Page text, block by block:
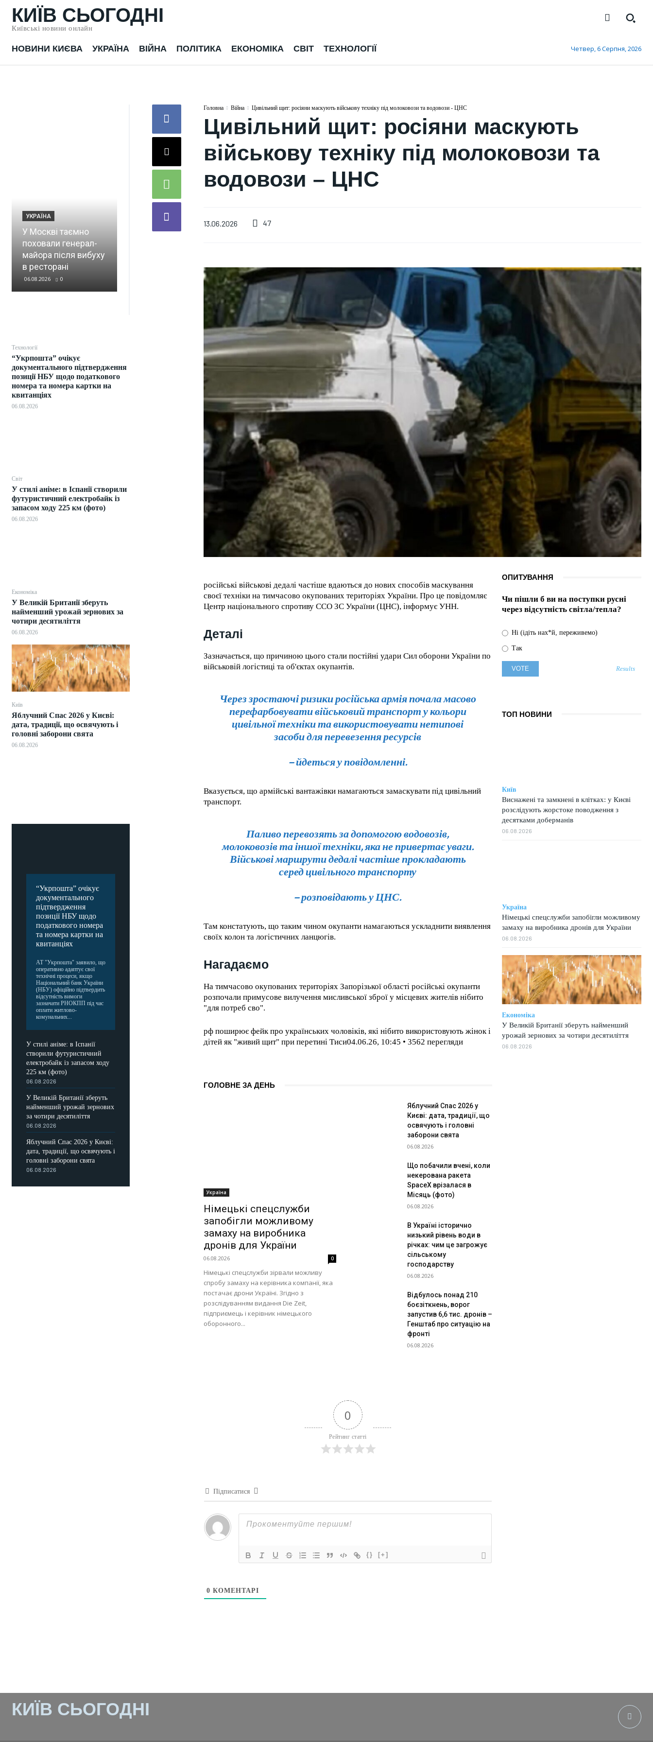
КИЇВ СЬОГОДНІ
Київські новини онлайн
НОВИНИ КИЄВА УКРАЇНА ВІЙНА ПОЛІТИКА ЕКОНОМІКА СВІТ ТЕХНОЛОГІЇ Четвер, 6 Серпня, 2026
УКРАЇНА
У Москві таємно
поховали генерал-
майора після вибуху
в ресторані
06.08.2026 0
перетворили Чорне
море на
змінили історію кіно
06.08.2026 0
ЕКОНОМІКА
господарству
що відомо зараз
06.08.2026
Технології
“Укрпошта” очікує
документального підтвердження
позиції НБУ щодо податкового
номера та номера картки на
квитанціях
06.08.2026
Світ
У стилі аніме: в Іспанії створили
футуристичний електробайк із
запасом ходу 225 км (фото)
06.08.2026
Економіка
У Великій Британії зберуть
найменший урожай зернових за
чотири десятиліття
06.08.2026
Київ
Яблучний Спас 2026 у Києві:
дата, традиції, що освячують і
головні заборони свята
06.08.2026
“Укрпошта” очікує
документального
підтвердження
позиції НБУ щодо
податкового номера
та номера картки на
квитанціях
АТ "Укрпошта" заявило, що
оперативно адаптує свої
технічні процеси, якщо
Національний банк України
(НБУ) офіційно підтвердить
відсутність вимоги
зазначати РНОКПП під час
оплати житлово-
комунальних...
У стилі аніме: в Іспанії
створили футуристичний
електробайк із запасом ходу
225 км (фото)
06.08.2026
У Великій Британії зберуть
найменший урожай зернових
за чотири десятиліття
06.08.2026
Яблучний Спас 2026 у Києві:
дата, традиції, що освячують і
головні заборони свята
06.08.2026
Головна Війна Цивільний щит: росіяни маскують військову техніку під молоковози та водовози - ЦНС
Цивільний щит: росіяни маскують
військову техніку під молоковози та
водовози – ЦНС
13.06.2026 47
російські військові дедалі частіше вдаються до нових способів маскування
своєї техніки на тимчасово окупованих територіях України. Про це повідомляє
Центр національного спротиву ССО ЗС України (ЦНС), інформує УНН.
Деталі
Зазначається, що причиною цього стали постійні удари Сил оборони України по
військовій логістиці та об'єктах окупантів.
Через зростаючі ризики російська армія почала масово
перефарбовувати військовий транспорт у кольори
цивільної техніки та використовувати нетипові
засоби для перевезення ресурсів
– йдеться у повідомленні.
Вказується, що армійські вантажівки намагаються замаскувати під цивільний
транспорт.
Паливо перевозять за допомогою водовозів,
молоковозів та іншої техніки, яка не привертає уваги.
Військові маршрути дедалі частіше прокладають
серед цивільного транспорту
– розповідають у ЦНС.
Там констатують, що таким чином окупанти намагаються ускладнити виявлення
своїх колон та логістичних ланцюгів.
Нагадаємо
На тимчасово окупованих територіях Запорізької області російські окупанти
розпочали примусове вилучення мисливської зброї у місцевих жителів нібито
"для потреб сво".
рф поширює фейк про українських чоловіків, які нібито використовують жінок і
дітей як "живий щит" при перетині Тиси04.06.26, 10:45 • 3562 перегляди
ГОЛОВНЕ ЗА ДЕНЬ
Україна
Німецькі спецслужби
запобігли можливому
замаху на виробника
дронів для України
06.08.2026 0
Німецькі спецслужби зірвали можливу
спробу замаху на керівника компанії, яка
постачає дрони Україні. Згідно з
розслідуванням видання Die Zeit,
підприємець і керівник німецького
оборонного...
Яблучний Спас 2026 у
Києві: дата, традиції, що
освячують і головні
заборони свята
06.08.2026
Що побачили вчені, коли
некерована ракета
SpaceX врізалася в
Місяць (фото)
06.08.2026
В Україні історично
низький рівень води в
річках: чим це загрожує
сільському
господарству
06.08.2026
Відбулось понад 210
боєзіткнень, ворог
запустив 6,6 тис. дронів –
Генштаб про ситуацію на
фронті
06.08.2026
0
Рейтинг статті
Підписатися
{} [+]
0 КОМЕНТАРІ
ОПИТУВАННЯ
Чи пішли б ви на поступки русні
через відсутність світла/тепла?
Ні (ідіть нах*й, переживемо)
Так
Results
ТОП НОВИНИ
Київ
Виснажені та замкнені в клітках: у Києві
розслідують жорстоке поводження з
десятками доберманів
06.08.2026
Україна
Німецькі спецслужби запобігли можливому
замаху на виробника дронів для України
06.08.2026
Економіка
У Великій Британії зберуть найменший
урожай зернових за чотири десятиліття
06.08.2026
КИЇВ СЬОГОДНІ